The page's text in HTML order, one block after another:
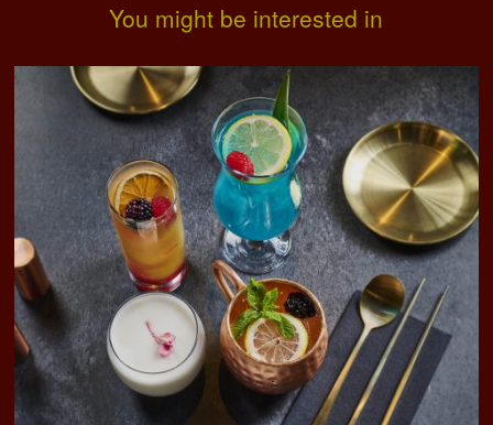
You might be interested in